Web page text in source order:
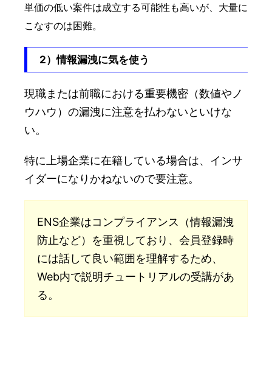
単価の低い案件は成立する可能性も高いが、大量に
こなすのは困難。
2）情報漏洩に気を使う
現職または前職における重要機密（数値やノ
ウハウ）の漏洩に注意を払わないといけな
い。
特に上場企業に在籍している場合は、インサ
イダーになりかねないので要注意。
ENS企業はコンプライアンス（情報漏洩
防止など）を重視しており、会員登録時
には話して良い範囲を理解するため、
Web内で説明チュートリアルの受講があ
る。